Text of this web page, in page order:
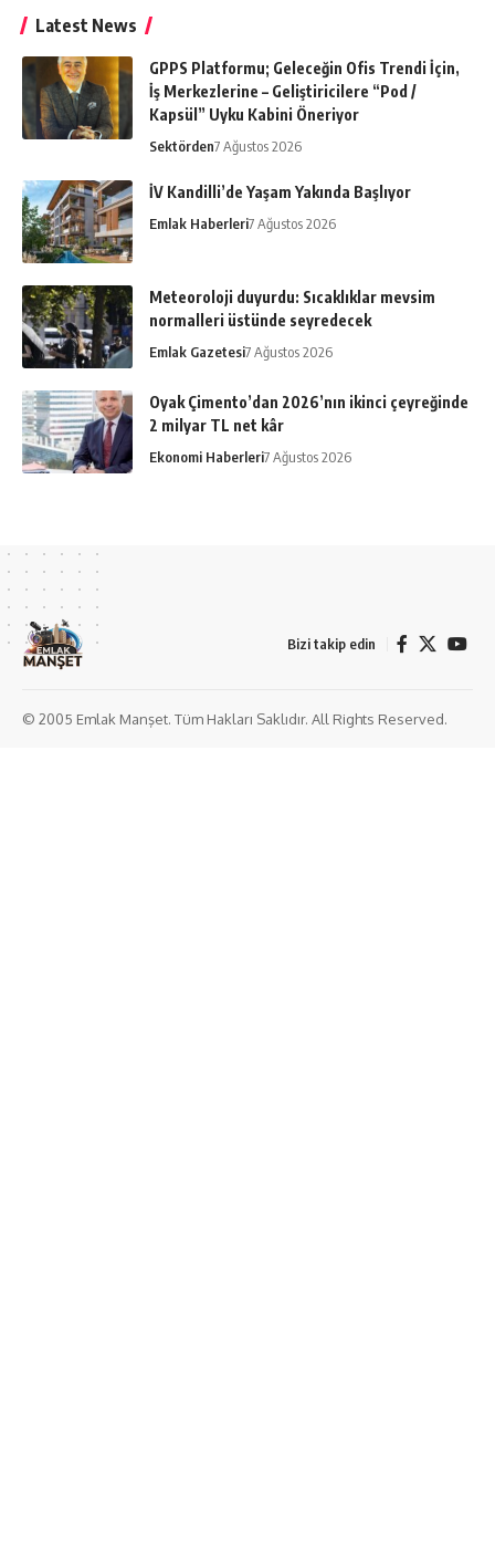
Latest News
GPPS Platformu; Geleceğin Ofis Trendi İçin,
İş Merkezlerine – Geliştiricilere “Pod /
Kapsül” Uyku Kabini Öneriyor
Sektörden7 Ağustos 2026
İV Kandilli’de Yaşam Yakında Başlıyor
Emlak Haberleri7 Ağustos 2026
Meteoroloji duyurdu: Sıcaklıklar mevsim
normalleri üstünde seyredecek
Emlak Gazetesi7 Ağustos 2026
Oyak Çimento’dan 2026’nın ikinci çeyreğinde
2 milyar TL net kâr
Ekonomi Haberleri7 Ağustos 2026
Bizi takip edin
© 2005 Emlak Manşet. Tüm Hakları Saklıdır. All Rights Reserved.